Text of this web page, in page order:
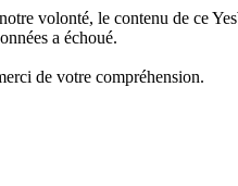
volonté, le contenu de ce
a échoué.
de votre compréhension.